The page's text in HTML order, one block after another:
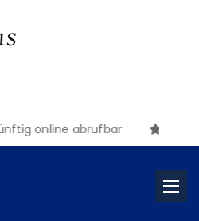
online abrufbar